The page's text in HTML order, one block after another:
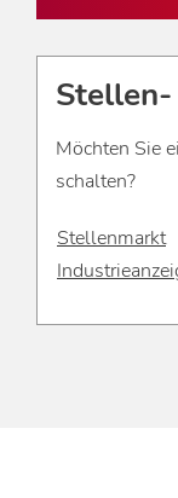
Möchten Sie
schalten?
Stellenmarkt